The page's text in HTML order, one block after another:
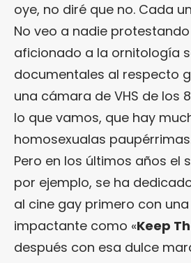
oye, no diré que no. Cada
No veo a nadie
aficionado a la ornitología
documentales al respecto
una cámara de VHS de los
lo que vamos, que hay
homosexualas
Pero en los últimos años el
por ejemplo, se ha
al cine gay primero con
impactante como «Keep
después con esa dulce